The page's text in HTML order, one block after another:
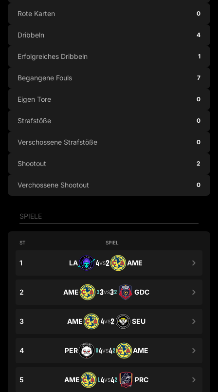
SPIELE
ST SPIEL
1 LA 4VS2 AME
2 AME 33VS32 GDC
3 AME 4VS2 SEU
4 PER 04VS42 AME
5 AME 14VS42 PRC
Rote Karten 0
Dribbeln 4
Erfolgreiches Dribbeln 1
Begangene Fouls 7
Eigen Tore 0
Strafstöße 0
Verschossene Strafstöße 0
Shootout 2
Verchossene Shootout 0